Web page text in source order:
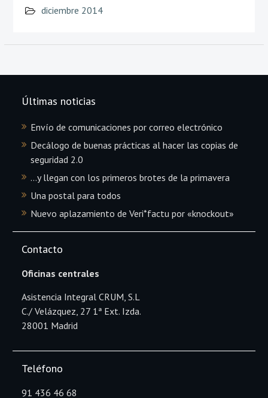
diciembre 2014
Últimas noticias
Envío de comunicaciones por correo electrónico
Decálogo de buenas prácticas al hacer las copias de
seguridad 2.0
…y llegan con los primeros brotes de la primavera
Una postal para todos
Nuevo aplazamiento de Veri*factu por «knockout»
Contacto
Oficinas centrales
Asistencia Integral CRUM, S.L
C./ Velázquez, 27 1ª Ext. Izda.
28001 Madrid
Teléfono
91 436 46 68